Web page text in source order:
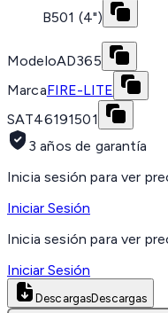
B501 (4")
ModeloAD365
MarcaFIRE-LITE
SAT46191501
3 años de garantía
Inicia sesión para ver
Iniciar Sesión
Inicia sesión para ver
Iniciar Sesión
DescargasDescargas